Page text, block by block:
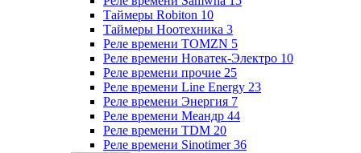
Таймеры Robiton 10
Таймеры Ноотехника 3
Реле времени TOMZN 5
Реле времени Новатек-Электро 10
Реле времени прочие 25
Реле времени Line Energy 23
Реле времени Энергия 7
Реле времени Меандр 44
Реле времени TDM 20
Реле времени Sinotimer 36